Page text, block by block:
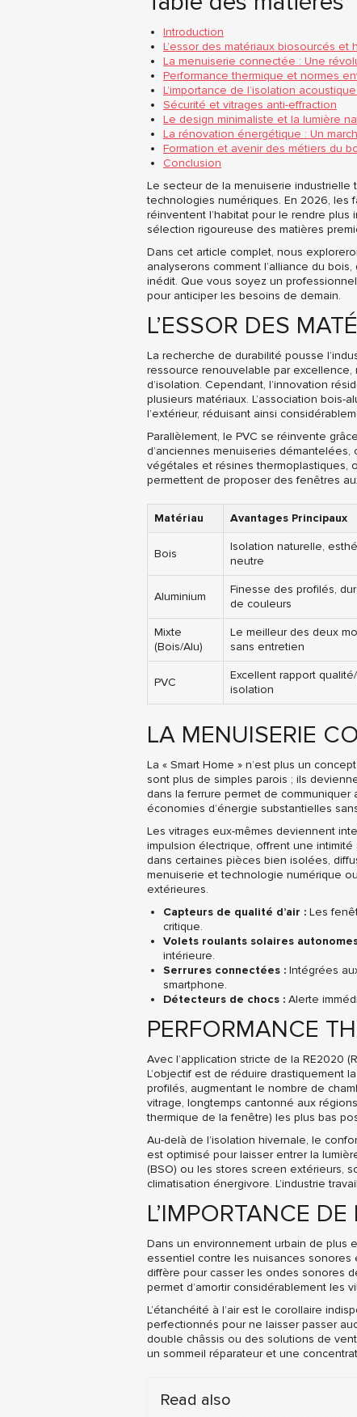
Introduction
L’essor des matériaux biosourcés et
La menuiserie connectée : Une
Performance thermique et normes
L’importance de l’isolation
Sécurité et vitrages anti-effraction
Le design minimaliste et la lumière
La rénovation énergétique : Un
Formation et avenir des métiers du
Conclusion
Le secteur de la menuiserie industrielle
technologies numériques. En 2026, les
réinventent l’habitat pour le rendre
sélection rigoureuse des matières
Dans cet article complet, nous
analyserons comment l’alliance du
inédit. Que vous soyez un
pour anticiper les besoins de demain.
L’ESSOR DES
La recherche de durabilité pousse
ressource renouvelable par
d’isolation. Cependant, l’innovation
plusieurs matériaux. L’association bois-
l’extérieur, réduisant ainsi
Parallèlement, le PVC se réinvente
d’anciennes menuiseries
végétales et résines thermoplastiques,
permettent de proposer des fenêtres
Matériau Avantages Principaux
Bois
Isolation naturelle,
neutre
Aluminium
Finesse des profilés,
de couleurs
Mixte
(Bois/Alu)
Le meilleur des deux
sans entretien
PVC
Excellent rapport
isolation
LA MENUISERIE
La « Smart Home » n’est plus un
sont plus de simples parois ; ils
dans la ferrure permet de
économies d’énergie substantielles
Les vitrages eux-mêmes deviennent
impulsion électrique, offrent une
dans certaines pièces bien isolées,
menuiserie et technologie numérique
extérieures.
Capteurs de qualité d’air : Les
critique.
Volets roulants solaires
intérieure.
Serrures connectées : Intégrées
smartphone.
Détecteurs de chocs : Alerte
PERFORMANCE
Avec l’application stricte de la RE2020
L’objectif est de réduire drastiquement
profilés, augmentant le nombre de
vitrage, longtemps cantonné aux
thermique de la fenêtre) les plus bas
Au-delà de l’isolation hivernale, le
est optimisé pour laisser entrer la
(BSO) ou les stores screen extérieurs,
climatisation énergivore. L’industrie
L’IMPORTANCE
Dans un environnement urbain de plus
essentiel contre les nuisances sonores
diffère pour casser les ondes sonores
permet d’amortir considérablement les
L’étanchéité à l’air est le corollaire
perfectionnés pour ne laisser passer
double châssis ou des solutions de
un sommeil réparateur et une
Read also